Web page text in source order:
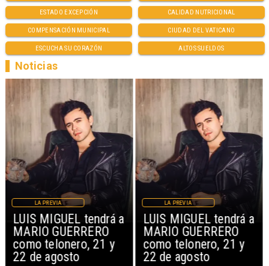
ESTADO EXCEPCIÓN CALIDAD NUTRICIONAL
COMPENSACIÓN MUNICIPAL CIUDAD DEL VATICANO
ESCUCHA SU CORAZÓN ALTOS SUELDOS
LUIS MIGUEL tendrá a
MARIO GUERRERO
como telonero, 21 y
22 de agosto
LA PREVIA
LUIS MIGUEL tendrá a
MARIO GUERRERO
como telonero, 21 y
22 de agosto
LA PREVIA
Noticias